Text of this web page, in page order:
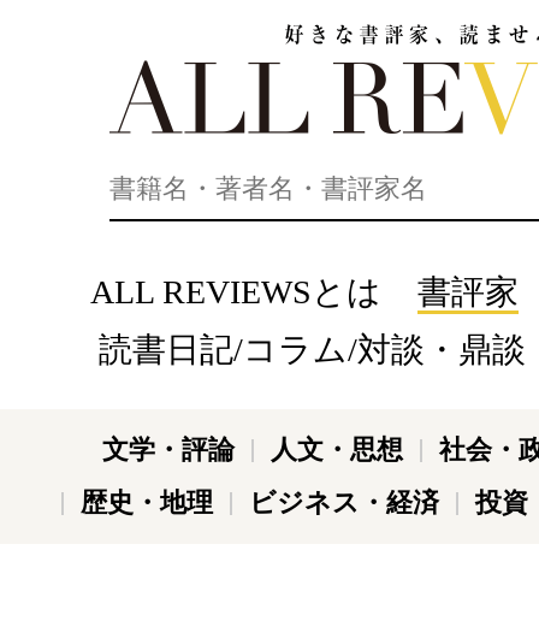
ALL REVIEWSとは
書評家
読書日記/コラム/対談・鼎談
文学・評論 人文・思想
社会・
歴史・地理
ビジネス・経済 投資